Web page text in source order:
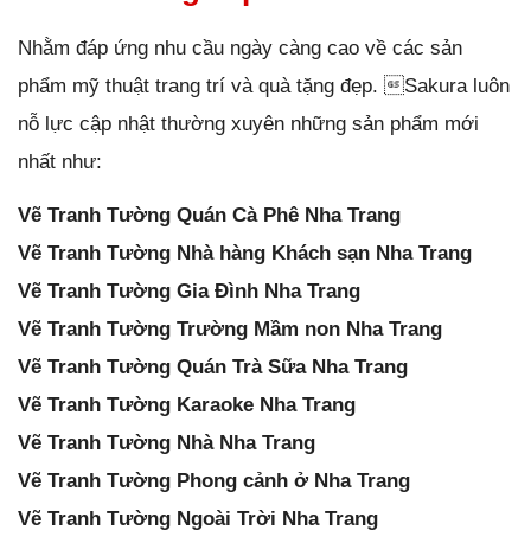
Nhằm đáp ứng nhu cầu ngày càng cao về các sản
phẩm mỹ thuật trang trí và quà tặng đẹp. Sakura luôn
nỗ lực cập nhật thường xuyên những sản phẩm mới
nhất như:
Vẽ Tranh Tường Quán Cà Phê Nha Trang
Vẽ Tranh Tường Nhà hàng Khách sạn Nha Trang
Vẽ Tranh Tường Gia Đình Nha Trang
Vẽ Tranh Tường Trường Mầm non Nha Trang
Vẽ Tranh Tường Quán Trà Sữa Nha Trang
Vẽ Tranh Tường Karaoke Nha Trang
Vẽ Tranh Tường Nhà Nha Trang
Vẽ Tranh Tường Phong cảnh ở Nha Trang
Vẽ Tranh Tường Ngoài Trời Nha Trang